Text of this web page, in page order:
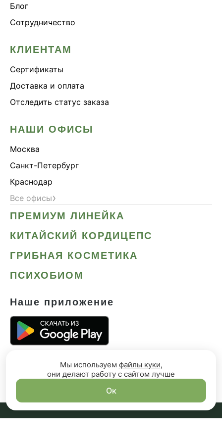
Блог
Сотрудничество
КЛИЕНТАМ
Сертификаты
Доставка и оплата
Отследить статус заказа
НАШИ ОФИСЫ
Москва
Санкт-Петербург
Краснодар
Все офисы›
ПРЕМИУМ ЛИНЕЙКА
КИТАЙСКИЙ КОРДИЦЕПС
ГРИБНАЯ КОСМЕТИКА
ПСИХОБИОМ
Наше приложение
Мы используем файлы куки,
они делают работу с сайтом лучше
Ок